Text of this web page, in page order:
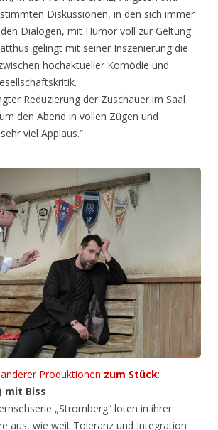
Diskussionen, in den sich immer
Dialogen, mit Humor voll zur Geltung
gelingt mit seiner Inszenierung die
hochaktueller Komödie und
Reduzierung der Zuschauer im Saal
den Abend in vollen Zügen und
viel Applaus.“
anderer Produktionen zum Stück:
mit Biss
„Stromberg“ loten in ihrer
aus, wie weit Toleranz und Integration